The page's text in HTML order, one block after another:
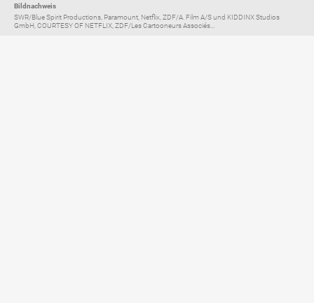
Bildnachweis
SWR/Blue Spirit Productions, Paramount, Netflix, ZDF/A. Film A/S und KIDDINX Studios
GmbH, COURTESY OF NETFLIX, ZDF/Les Cartooneurs Associés...